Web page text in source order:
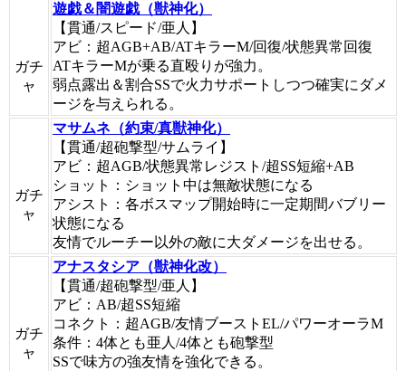
ガチ
ャ
遊戯＆闇遊戯（獣神化）
【貫通/スピード/亜人】
アビ：超AGB+AB/ATキラーM/回復/状態異常回復
ATキラーMが乗る直殴りが強力。
弱点露出＆割合SSで火力サポートしつつ確実にダメ
ージを与えられる。
ガチ
ャ
マサムネ（約束/真獣神化）
【貫通/超砲撃型/サムライ】
アビ：超AGB/状態異常レジスト/超SS短縮+AB
ショット：ショット中は無敵状態になる
アシスト：各ボスマップ開始時に一定期間バブリー
状態になる
友情でルーチー以外の敵に大ダメージを出せる。
ガチ
ャ
アナスタシア（獣神化改）
【貫通/超砲撃型/亜人】
アビ：AB/超SS短縮
コネクト：超AGB/友情ブーストEL/パワーオーラM
条件：4体とも亜人/4体とも砲撃型
SSで味方の強友情を強化できる。